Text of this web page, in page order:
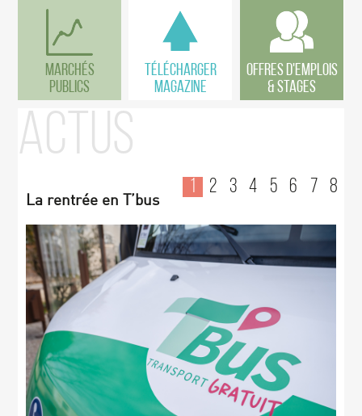
MARCHÉS
PUBLICS
TÉLÉCHARGER
MAGAZINE
OFFRES D'EMPLOIS
& STAGES
ACTUS
1 2 3 4 5 6 7 8
La rentrée en T’bus